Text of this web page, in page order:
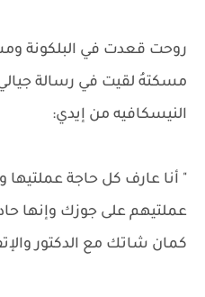
روحت قعدت في البلكونة
مسكتهُ لقيت في رسالة جيالي
النيسكافيه من إيدي:
" أنا عارف كل حاجة عملتيها
عملتيهم على جوزك وإنها
كمان شاتك مع الدكتور